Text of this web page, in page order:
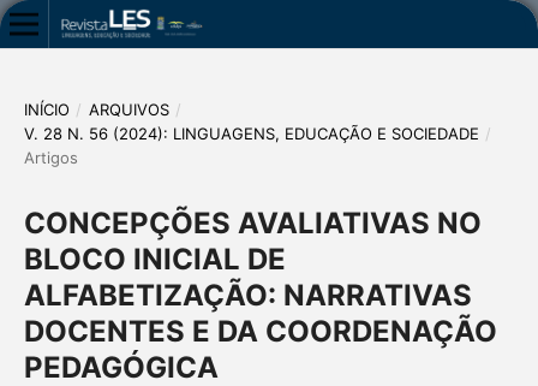
INÍCIO / ARQUIVOS /
V. 28 N. 56 (2024): LINGUAGENS, EDUCAÇÃO E SOCIEDADE /
Artigos
CONCEPÇÕES AVALIATIVAS NO
BLOCO INICIAL DE
ALFABETIZAÇÃO: NARRATIVAS
DOCENTES E DA COORDENAÇÃO
PEDAGÓGICA